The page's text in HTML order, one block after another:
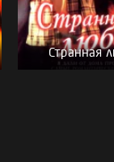
Странная